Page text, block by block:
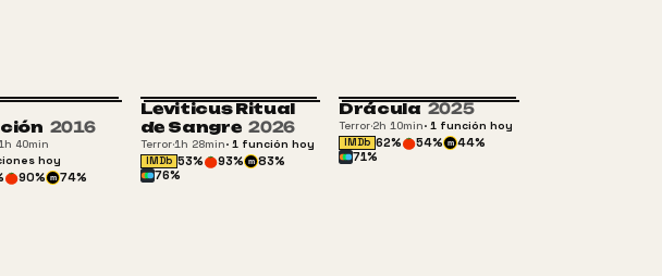
2016
40min
hoy
90% m 74%
+16
Leviticus Ritual
de Sangre 2026
Terror·1h 28min· 1 función hoy
IMDb 53% 93% m 83%
76%
REESTRENO
Drácula 2025
Terror·2h 10min·1 función hoy
IMDb 62% 54% m 44%
71%